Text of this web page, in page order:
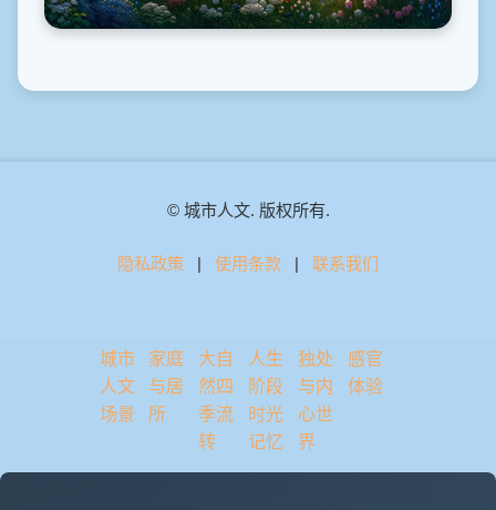
城市
人文
场景
家庭
与居
所
大自
然四
季流
转
人生
阶段
时光
记忆
独处
与内
心世
界
感官
体验
© 城市人文. 版权所有.
隐私政策 | 使用条款 | 联系我们